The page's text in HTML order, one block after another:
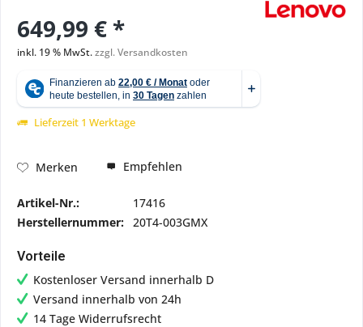
649,99 € *
inkl. 19 % MwSt.zzgl. Versandkosten
Lieferzeit 1 Werktage
Merken Empfehlen
Artikel-Nr.:
17416
Herstellernummer: 20T4-003GMX
Vorteile
Kostenloser Versand innerhalb D
Versand innerhalb von 24h
14 Tage Widerrufsrecht